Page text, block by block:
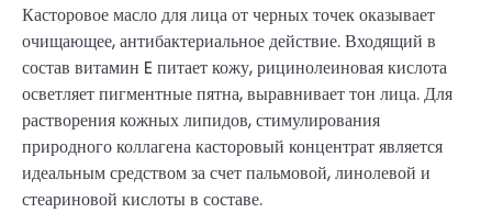
Касторовое масло для лица от черных точек оказывает
очищающее, антибактериальное действие. Входящий в
состав витамин E питает кожу, рицинолеиновая кислота
осветляет пигментные пятна, выравнивает тон лица. Для
растворения кожных липидов, стимулирования
природного коллагена касторовый концентрат является
идеальным средством за счет пальмовой, линолевой и
стеариновой кислоты в составе.